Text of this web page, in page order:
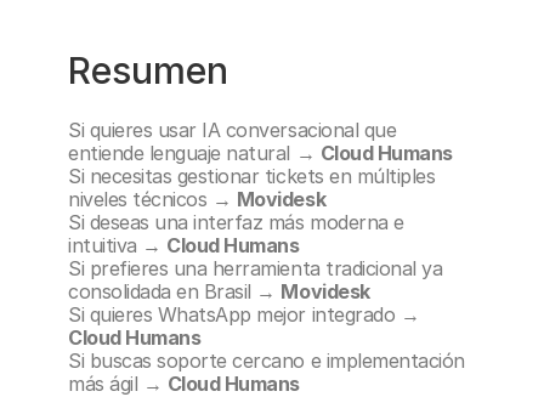
Resumen
Si quieres usar IA conversacional que
entiende lenguaje natural → Cloud Humans
Si necesitas gestionar tickets en múltiples
niveles técnicos → Movidesk
Si deseas una interfaz más moderna e
intuitiva → Cloud Humans
Si prefieres una herramienta tradicional ya
consolidada en Brasil → Movidesk
Cloud Humans
Si buscas soporte cercano e implementación
más ágil → Cloud Humans